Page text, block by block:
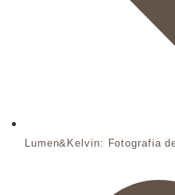
Lumen&Kelvin: Fotografia